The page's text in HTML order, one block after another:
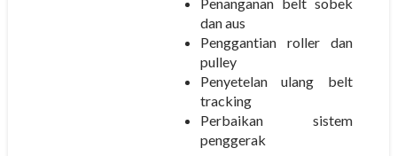
dan aus
Penggantian roller dan
pulley
Penyetelan ulang belt
tracking
Perbaikan sistem
penggerak